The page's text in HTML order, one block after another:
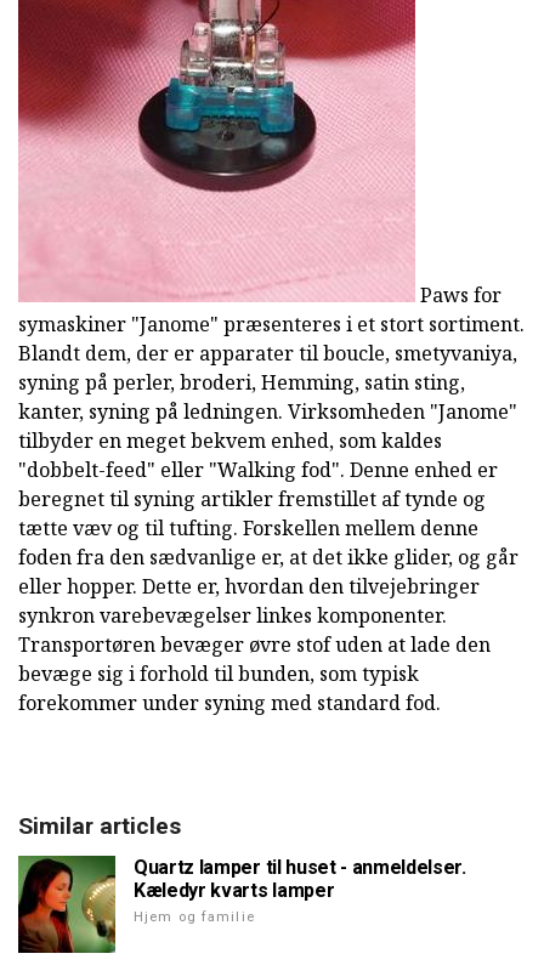
Paws for
symaskiner "Janome" præsenteres i et stort sortiment.
Blandt dem, der er apparater til boucle, smetyvaniya,
syning på perler, broderi, Hemming, satin sting,
kanter, syning på ledningen. Virksomheden "Janome"
tilbyder en meget bekvem enhed, som kaldes
"dobbelt-feed" eller "Walking fod". Denne enhed er
beregnet til syning artikler fremstillet af tynde og
tætte væv og til tufting. Forskellen mellem denne
foden fra den sædvanlige er, at det ikke glider, og går
eller hopper. Dette er, hvordan den tilvejebringer
synkron varebevægelser linkes komponenter.
Transportøren bevæger øvre stof uden at lade den
bevæge sig i forhold til bunden, som typisk
forekommer under syning med standard fod.
Similar articles
Quartz lamper til huset - anmeldelser.
Kæledyr kvarts lamper
Hjem og familie